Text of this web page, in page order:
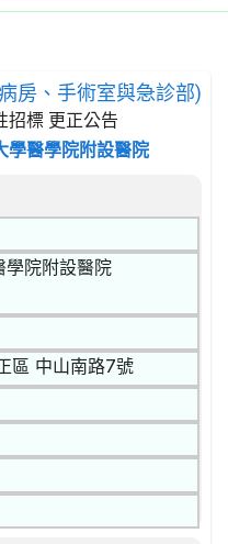
手術室與急診部) 招標公
| 招標方式：經公開評選
房、手術室與急診部)
招標 更正公告
學醫學院附設醫院
學院附設醫院
區 中山南路7號